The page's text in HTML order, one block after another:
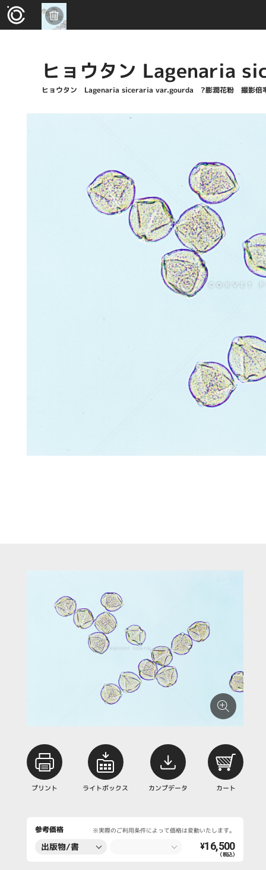
ヒョウタン Lagenaria
ヒョウタン Lagenaria siceraria var.gourda ?膨潤花粉 撮影倍
プリント ライトボックス カンプデータ カート
参考価格 ※実際のご利用条件によって価格は変動いたします。
出版物/書
¥16,500
（税込）